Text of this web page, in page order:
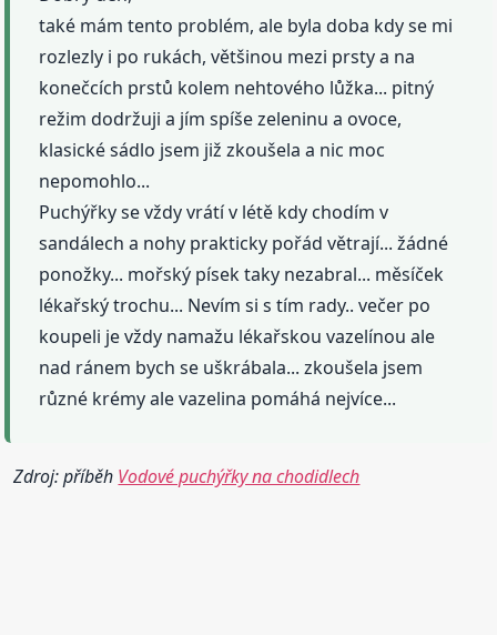
také mám tento problém, ale byla doba kdy se mi
rozlezly i po rukách, většinou mezi prsty a na
konečcích prstů kolem nehtového lůžka... pitný
režim dodržuji a jím spíše zeleninu a ovoce,
klasické sádlo jsem již zkoušela a nic moc
nepomohlo...
Puchýřky se vždy vrátí v létě kdy chodím v
sandálech a nohy prakticky pořád větrají... žádné
ponožky... mořský písek taky nezabral... měsíček
lékařský trochu... Nevím si s tím rady.. večer po
koupeli je vždy namažu lékařskou vazelínou ale
nad ránem bych se uškrábala... zkoušela jsem
různé krémy ale vazelina pomáhá nejvíce...
Zdroj: příběh Vodové puchýřky na chodidlech